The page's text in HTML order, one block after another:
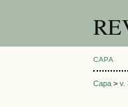
CAPA
Capa >v.